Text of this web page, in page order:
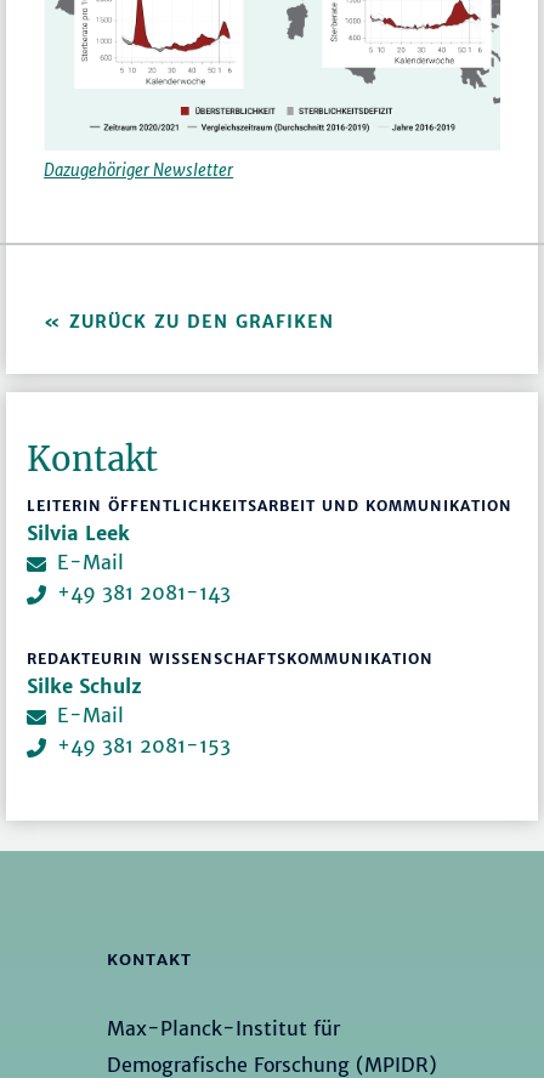
Dazugehöriger Newsletter
ZURÜCK ZU DEN GRAFIKEN
Kontakt
LEITERIN ÖFFENTLICHKEITSARBEIT UND KOMMUNIKATION
Silvia Leek
E-Mail
+49 381 2081-143
REDAKTEURIN WISSENSCHAFTSKOMMUNIKATION
Silke Schulz
E-Mail
+49 381 2081-153
KONTAKT
Max-Planck-Institut für
Demografische Forschung (MPIDR)